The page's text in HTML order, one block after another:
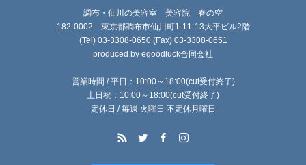
調布・仙川の美容室 美容院 春の空
182-0002 東京都調布市仙川町1-11-13大平ビル2階
(Tel) 03-3308-0650 (Fax) 03-3308-0651
produced by egoodluck合同会社
営業時間 / 平日：10:00～18:00(cut受付終了)
土日祝：10:00～18:00(cut受付終了)
定休日 / 毎週 火曜日 不定休月曜日